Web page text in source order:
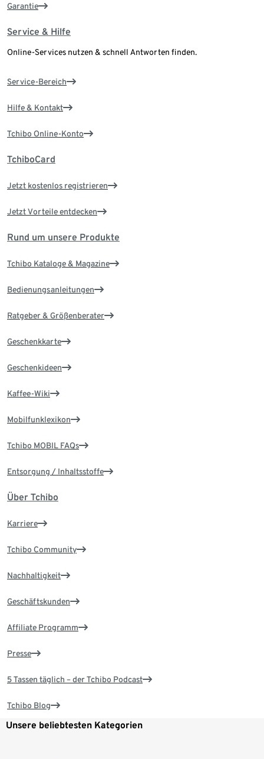
Garantie
Service & Hilfe
Online-Services nutzen & schnell Antworten finden.
Service-Bereich
Hilfe & Kontakt
Tchibo Online-Konto
TchiboCard
Jetzt kostenlos registrieren
Jetzt Vorteile entdecken
Rund um unsere Produkte
Tchibo Kataloge & Magazine
Bedienungsanleitungen
Ratgeber & Größenberater
Geschenkkarte
Geschenkideen
Kaffee-Wiki
Mobilfunklexikon
Tchibo MOBIL FAQs
Entsorgung / Inhaltsstoffe
Über Tchibo
Karriere
Tchibo Community
Nachhaltigkeit
Geschäftskunden
Affiliate Programm
Presse
5 Tassen täglich – der Tchibo Podcast
Tchibo Blog
Unsere beliebtesten Kategorien